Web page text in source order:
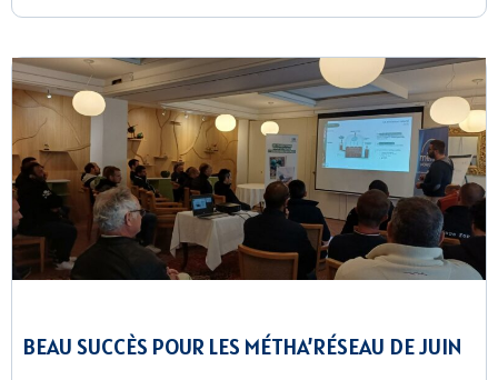
BEAU SUCCÈS POUR LES MÉTHA’RÉSEAU DE JUIN